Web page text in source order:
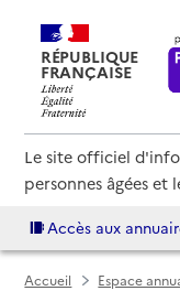
RÉPUBLIQUE
FRANÇAISE
Le site officiel
personnes âgées et
Accès aux
Accueil Espace